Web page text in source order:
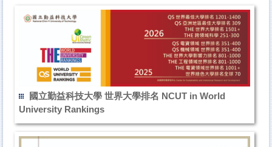
國立勤益科技大學 世界大學排名 NCUT in World
University Rankings